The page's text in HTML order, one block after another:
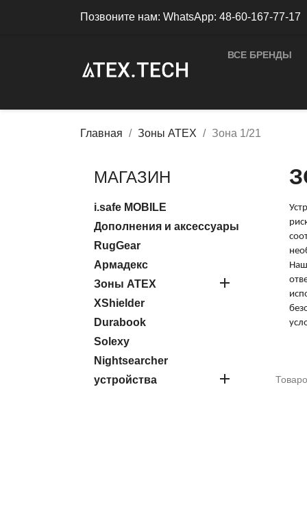
Позвоните нам: WhatsApp: 48-60-167-77-17
ВСЕ БРЕНДЫ
Главная Зоны ATEX Зона 1/21
МАГАЗИН
i.safe MOBILE
Дополнения и аксессуары
RugGear
Армадекс
Зоны ATEX

XShielder
Durabook
Solexy
Nightsearcher
устройства
